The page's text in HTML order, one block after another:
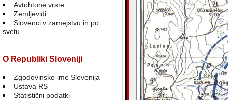
Avtohtone vrste
Zemljevidi
Slovenci v zamejstvu in po
svetu
O Republiki Sloveniji
Zgodovinsko ime Slovenija
Ustava RS
Statistični podatki